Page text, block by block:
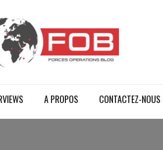
A PROPOS CONTACTEZ-NOUS